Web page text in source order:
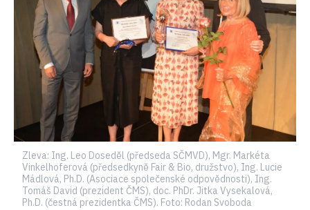
Zleva: Ing. Leo Doseděl (předseda SČMVD), Mgr. Markéta
Vinkelhoferová (předsedkyně Fair & Bio, družstvo), Ing. Lucie
Mádlová, Ph.D. (Asociace společenské odpovědnosti), Ing.
Tomáš David (prezident ČMS), doc. PhDr. Jitka Vysekalová,
Ph.D. (čestná prezidentka ČMS). Foto: Rodan Svoboda